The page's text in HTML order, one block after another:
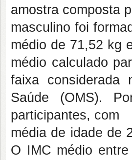
amostra composta
masculino foi
médio de 71,52 kg
médio calculado
faixa considerada
Saúde (OMS).
participantes, com
média de idade de
O IMC médio